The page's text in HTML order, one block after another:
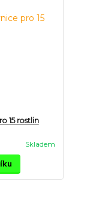
15 rostlin
Skladem